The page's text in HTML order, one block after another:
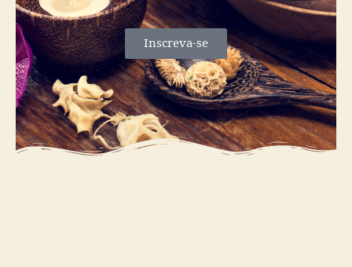
Inscreva-se